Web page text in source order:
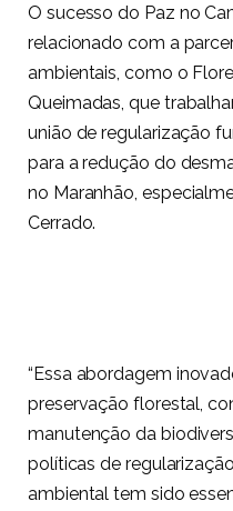
O sucesso do Paz no
relacionado com a
ambientais, como o
Queimadas, que
união de regularização
para a redução do
no Maranhão,
Cerrado.
“Essa abordagem
preservação florestal,
manutenção da
políticas de
ambiental tem sido